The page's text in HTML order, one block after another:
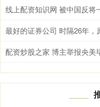
最好的证券公司 时隔26年